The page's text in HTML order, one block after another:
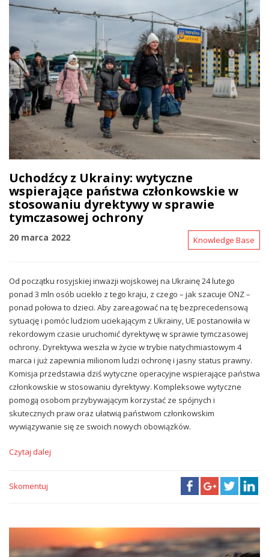
Uchodźcy z Ukrainy: wytyczne
wspierające państwa członkowskie w
stosowaniu dyrektywy w sprawie
tymczasowej ochrony
20 marca 2022 Knowledge Base
Od początku rosyjskiej inwazji wojskowej na Ukrainę 24 lutego
ponad 3 mln osób uciekło z tego kraju, z czego – jak szacuje ONZ –
ponad połowa to dzieci. Aby zareagować na tę bezprecedensową
sytuację i pomóc ludziom uciekającym z Ukrainy, UE postanowiła w
rekordowym czasie uruchomić dyrektywę w sprawie tymczasowej
ochrony. Dyrektywa weszła w życie w trybie natychmiastowym 4
marca i już zapewnia milionom ludzi ochronę i jasny status prawny.
Komisja przedstawia dziś wytyczne operacyjne wspierające państwa
członkowskie w stosowaniu dyrektywy. Kompleksowe wytyczne
pomogą osobom przybywającym korzystać ze spójnych i
skutecznych praw oraz ułatwią państwom członkowskim
wywiązywanie się ze swoich nowych obowiązków.
Czytaj dalej
Skomentuj